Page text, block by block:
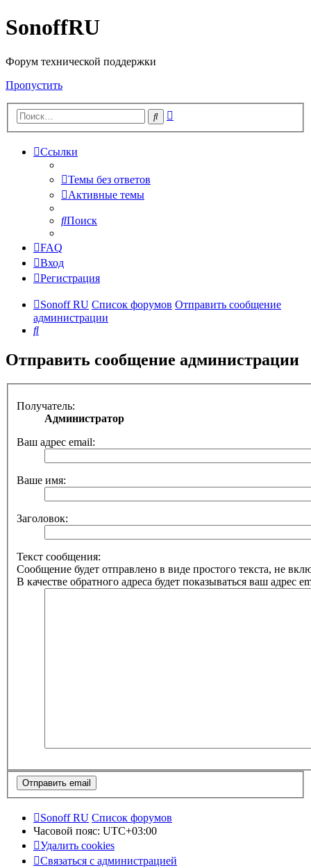
SonoffRU
Форум технической поддержки
Пропустить
Поиск
Ссылки
Темы без ответов
Активные темы
Поиск
FAQ
Вход
Регистрация
Sonoff RU Список форумов Отправить сообщение
администрации
Поиск
Отправить сообщение администрации
Получатель:
Администратор
Ваш адрес email:
Ваше имя:
Заголовок:
Текст сообщения:
Сообщение будет отправлено в виде простого текста, не
В качестве обратного адреса будет показываться ваш адрес
Sonoff RU Список форумов
Часовой пояс: UTC+03:00
Удалить cookies
Связаться с администрацией